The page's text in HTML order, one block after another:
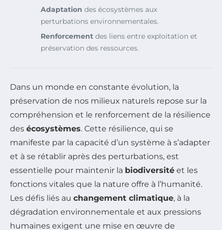
Adaptation des écosystèmes aux
perturbations environnementales.
Renforcement des liens entre exploitation et
préservation des ressources.
Dans un monde en constante évolution, la
préservation de nos milieux naturels repose sur la
compréhension et le renforcement de la résilience
des écosystèmes. Cette résilience, qui se
manifeste par la capacité d’un système à s’adapter
et à se rétablir après des perturbations, est
essentielle pour maintenir la biodiversité et les
fonctions vitales que la nature offre à l’humanité.
Les défis liés au changement climatique, à la
dégradation environnementale et aux pressions
humaines exigent une mise en œuvre de